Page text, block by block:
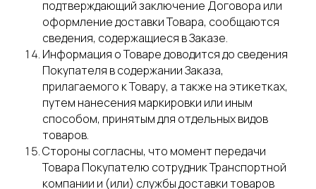
подтверждающий заключение Договора или
оформление доставки Товара, сообщаются
сведения, содержащиеся в Заказе.
Информация о Товаре доводится до сведения
Покупателя в содержании Заказа,
прилагаемого к Товару, а также на этикетках,
путем нанесения маркировки или иным
способом, принятым для отдельных видов
товаров.
Стороны согласны, что момент передачи
Товара Покупателю сотрудник Транспортной
компании и (или) службы доставки товаров